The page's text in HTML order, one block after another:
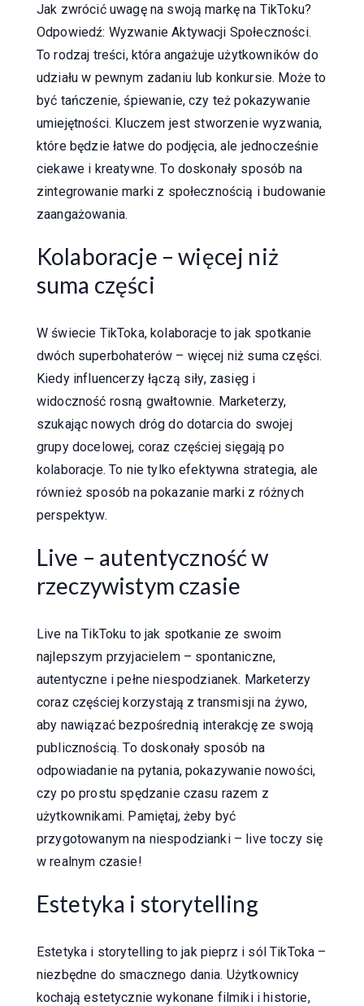
Jak zwrócić uwagę na swoją markę na TikToku?
Odpowiedź: Wyzwanie Aktywacji Społeczności.
To rodzaj treści, która angażuje użytkowników do
udziału w pewnym zadaniu lub konkursie. Może to
być tańczenie, śpiewanie, czy też pokazywanie
umiejętności. Kluczem jest stworzenie wyzwania,
które będzie łatwe do podjęcia, ale jednocześnie
ciekawe i kreatywne. To doskonały sposób na
zintegrowanie marki z społecznością i budowanie
zaangażowania.
Kolaboracje – więcej niż
suma części
W świecie TikToka, kolaboracje to jak spotkanie
dwóch superbohaterów – więcej niż suma części.
Kiedy influencerzy łączą siły, zasięg i
widoczność rosną gwałtownie. Marketerzy,
szukając nowych dróg do dotarcia do swojej
grupy docelowej, coraz częściej sięgają po
kolaboracje. To nie tylko efektywna strategia, ale
również sposób na pokazanie marki z różnych
perspektyw.
Live – autentyczność w
rzeczywistym czasie
Live na TikToku to jak spotkanie ze swoim
najlepszym przyjacielem – spontaniczne,
autentyczne i pełne niespodzianek. Marketerzy
coraz częściej korzystają z transmisji na żywo,
aby nawiązać bezpośrednią interakcję ze swoją
publicznością. To doskonały sposób na
odpowiadanie na pytania, pokazywanie nowości,
czy po prostu spędzanie czasu razem z
użytkownikami. Pamiętaj, żeby być
przygotowanym na niespodzianki – live toczy się
w realnym czasie!
Estetyka i storytelling
Estetyka i storytelling to jak pieprz i sól TikToka –
niezbędne do smacznego dania. Użytkownicy
kochają estetycznie wykonane filmiki i historie,